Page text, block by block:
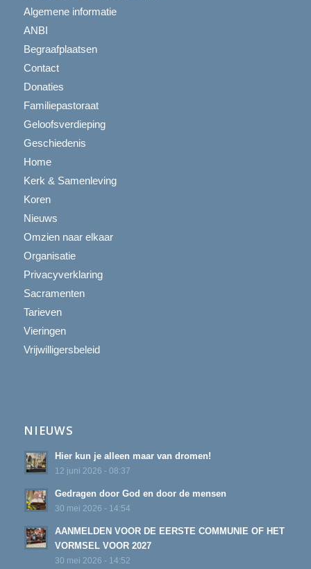
Algemene informatie
ANBI
Begraafplaatsen
Contact
Donaties
Familiepastoraat
Geloofsverdieping
Geschiedenis
Home
Kerk & Samenleving
Koren
Nieuws
Omzien naar elkaar
Organisatie
Privacyverklaring
Sacramenten
Tarieven
Vieringen
Vrijwilligersbeleid
NIEUWS
Hier kun je alleen maar van dromen!
12 juni 2026 - 08:37
Gedragen door God en door de mensen
30 mei 2026 - 14:54
AANMELDEN VOOR DE EERSTE COMMUNIE OF HET
VORMSEL VOOR 2027
30 mei 2026 - 14:52